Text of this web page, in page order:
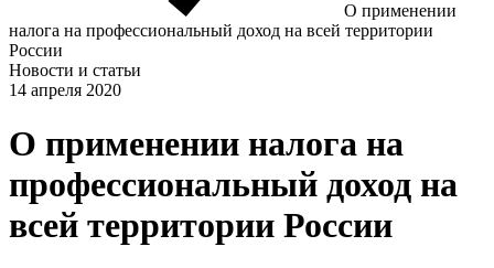
О применении
налога на профессиональный доход на всей территории
России
Новости и статьи
14 апреля 2020
О применении налога на
профессиональный доход на
всей территории России